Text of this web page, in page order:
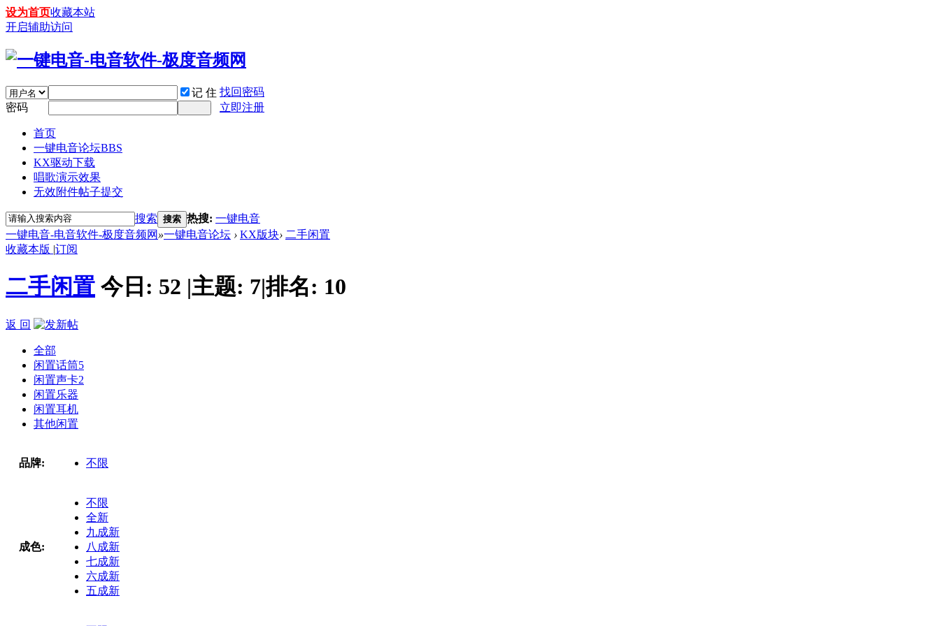
设为首页收藏本站
开启辅助访问
记 住 找回密码
密码
立即注册
首页
一键电音论坛BBS
KX驱动下载
唱歌演示效果
无效附件帖子提交
搜索 搜索 热搜: 一键电音
一键电音-电音软件-极度音频网 »一键电音论坛 › KX版块› 二手闲置
收藏本版 |订阅
二手闲置 今日: 52 |主题: 7|排名: 10
返 回
全部
闲置话筒5
闲置声卡2
闲置乐器
闲置耳机
其他闲置
品牌: 不限
成色:
不限
全新
九成新
八成新
七成新
六成新
五成新